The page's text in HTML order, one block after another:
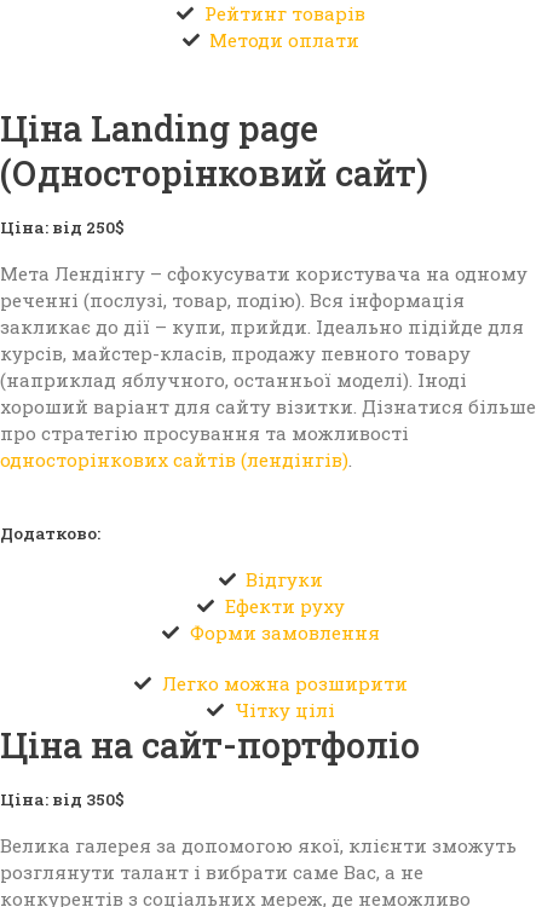
Рейтинг товарів
Методи оплати
Ціна Landing page
(Односторінковий сайт)
Ціна: від 250$
Мета Лендінгу – сфокусувати користувача на одному
реченні (послузі, товар, подію). Вся інформація
закликає до дії – купи, прийди. Ідеально підійде для
курсів, майстер-класів, продажу певного товару
(наприклад яблучного, останньої моделі). Іноді
хороший варіант для сайту візитки. Дізнатися більше
про стратегію просування та можливості
односторінкових сайтів (лендінгів).
Додатково:
Відгуки
Ефекти руху
Форми замовлення
Легко можна розширити
Чітку цілі
Ціна на сайт-портфоліо
Ціна: від 350$
Велика галерея за допомогою якої, клієнти зможуть
розглянути талант і вибрати саме Вас, а не
конкурентів з соціальних мереж, де неможливо